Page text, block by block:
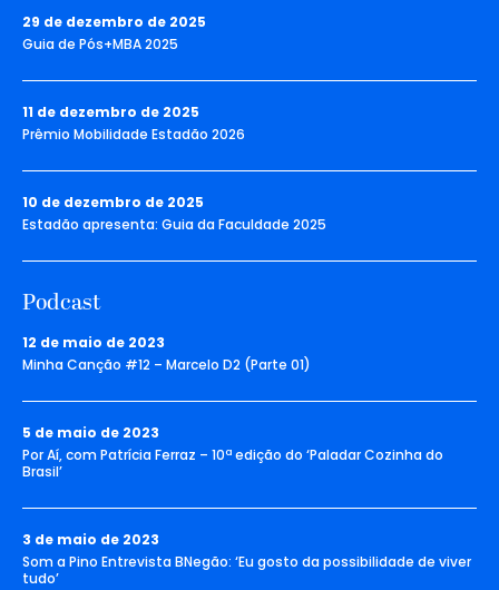
29 de dezembro de 2025
Guia de Pós+MBA 2025
11 de dezembro de 2025
Prêmio Mobilidade Estadão 2026
10 de dezembro de 2025
Estadão apresenta: Guia da Faculdade 2025
Podcast
12 de maio de 2023
Minha Canção #12 – Marcelo D2 (Parte 01)
5 de maio de 2023
Por Aí, com Patrícia Ferraz – 10ª edição do ‘Paladar Cozinha do
Brasil’
3 de maio de 2023
Som a Pino Entrevista BNegão: ‘Eu gosto da possibilidade de viver
tudo’